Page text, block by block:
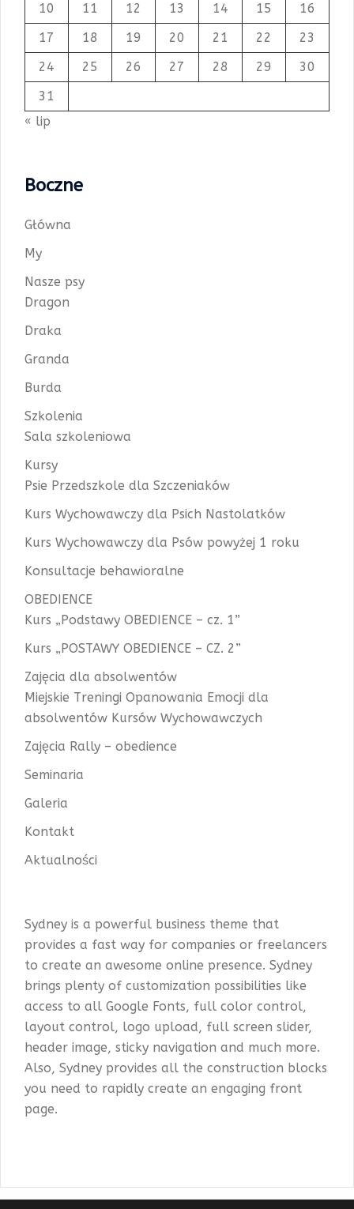
10
11 12 13 14 15
16
17
18 19 20 21 22
23
24
25 26 27 28 29
30
31
« lip
Boczne
Główna
My
Nasze psy
Dragon
Draka
Granda
Burda
Szkolenia
Sala szkoleniowa
Kursy
Psie Przedszkole dla Szczeniaków
Kurs Wychowawczy dla Psich Nastolatków
Kurs Wychowawczy dla Psów powyżej 1 roku
Konsultacje behawioralne
OBEDIENCE
Kurs „Podstawy OBEDIENCE – cz. 1”
Kurs „POSTAWY OBEDIENCE – CZ. 2”
Zajęcia dla absolwentów
Miejskie Treningi Opanowania Emocji dla
absolwentów Kursów Wychowawczych
Zajęcia Rally – obedience
Seminaria
Galeria
Kontakt
Aktualności
Sydney is a powerful business theme that
provides a fast way for companies or freelancers
to create an awesome online presence. Sydney
brings plenty of customization possibilities like
access to all Google Fonts, full color control,
layout control, logo upload, full screen slider,
header image, sticky navigation and much more.
Also, Sydney provides all the construction blocks
you need to rapidly create an engaging front
page.